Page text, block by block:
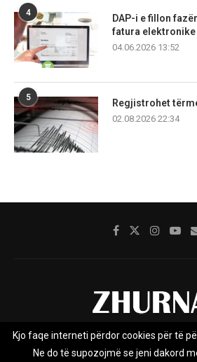
4
DAP-i e fillon
fatura elektronike
04.06.2026 13:52
5
Regjistrohet
02.08.2026 22:34
Rreth nesh Impresumi
Kjo faqe interneti përdor cookies për të
Ne do të supozojmë se jeni dakord